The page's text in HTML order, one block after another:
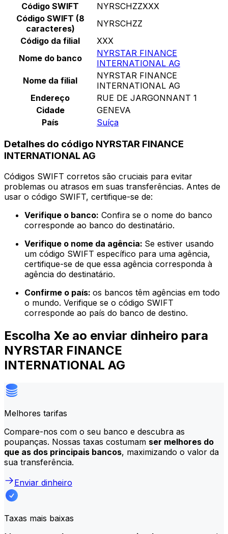
Código SWIFT
NYRSCHZZXXX
Código SWIFT (8
caracteres)
NYRSCHZZ
Código da filial
XXX
Nome do banco
NYRSTAR FINANCE
INTERNATIONAL AG
Nome da filial
NYRSTAR FINANCE
INTERNATIONAL AG
Endereço
RUE DE JARGONNANT 1
Cidade
GENEVA
País
Suíça
Detalhes do código NYRSTAR FINANCE
INTERNATIONAL AG
Códigos SWIFT corretos são cruciais para evitar
problemas ou atrasos em suas transferências. Antes de
usar o código SWIFT, certifique-se de:
Verifique o banco: Confira se o nome do banco
corresponde ao banco do destinatário.
Verifique o nome da agência: Se estiver usando
um código SWIFT específico para uma agência,
certifique-se de que essa agência corresponda à
agência do destinatário.
Confirme o país: os bancos têm agências em todo
o mundo. Verifique se o código SWIFT
corresponde ao país do banco de destino.
Escolha Xe ao enviar dinheiro para
NYRSTAR FINANCE
INTERNATIONAL AG
Melhores tarifas
Compare-nos com o seu banco e descubra as
poupanças. Nossas taxas costumam ser melhores do
que as dos principais bancos, maximizando o valor da
sua transferência.
Enviar dinheiro
Taxas mais baixas